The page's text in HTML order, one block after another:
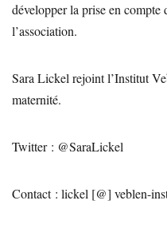
développer la prise en compte
l’association.
Sara Lickel rejoint l’Institut
maternité.
Twitter : @SaraLickel
Contact : lickel [@] veblen-